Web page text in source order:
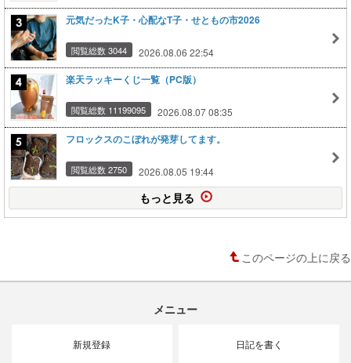
元気だったK子・心配なT子・せともの市2026
閲覧総数 3044 2026.08.06 22:54
楽天ラッキーくじ一覧（PC版）
閲覧総数 11199095 2026.08.07 08:35
フロックスのこぼれが発芽してます。
閲覧総数 2750 2026.08.05 19:44
もっと見る
このページの上に戻る
メニュー
新規登録 日記を書く